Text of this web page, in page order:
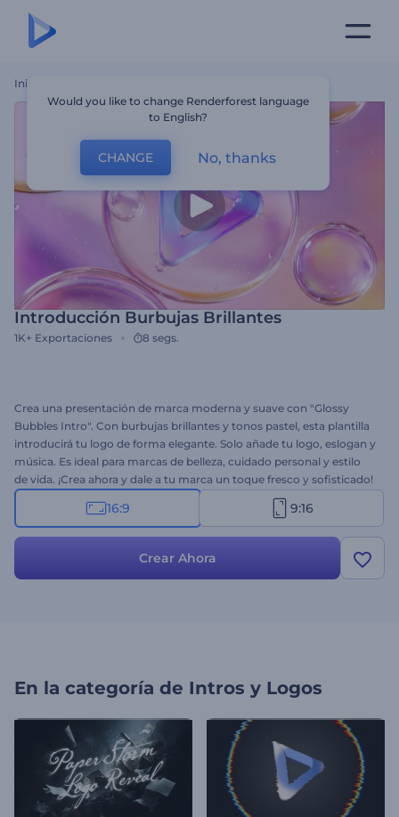
Inicio
Introducción Burbujas Brillantes
1K+ Exportaciones 8 segs.
Crea una presentación de marca moderna y suave con "Glossy
Bubbles Intro". Con burbujas brillantes y tonos pastel, esta plantilla
introducirá tu logo de forma elegante. Solo añade tu logo, eslogan y
música. Es ideal para marcas de belleza, cuidado personal y estilo
de vida. ¡Crea ahora y dale a tu marca un toque fresco y sofisticado!
16:9 9:16
Crear Ahora
En la categoría de Intros y Logos
Would you like to change Renderforest language
to English?
CHANGE No, thanks